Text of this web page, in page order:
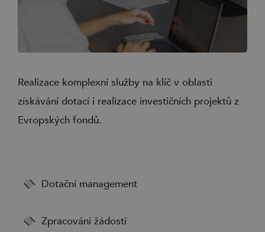
Realizace komplexní služby na klíč v oblasti
získávání dotací i realizace investičních projektů z
Evropských fondů.
Dotační management
Zpracování žádostí